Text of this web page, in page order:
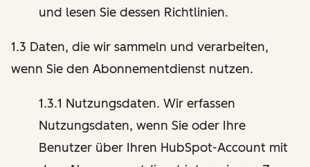
und lesen Sie dessen Richtlinien.
1.3 Daten, die wir sammeln und verarbeiten,
wenn Sie den Abonnementdienst nutzen.
1.3.1 Nutzungsdaten. Wir erfassen
Nutzungsdaten, wenn Sie oder Ihre
Benutzer über Ihren HubSpot-Account mit